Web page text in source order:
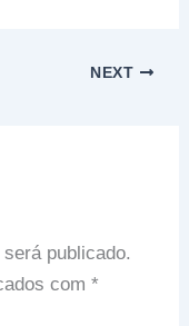
NEXT
publicado.
com *